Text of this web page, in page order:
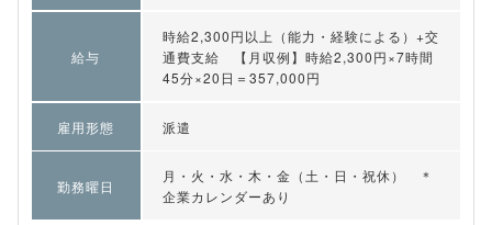
給与
時給2,300円以上（能力・経験による）+交
通費支給 【月収例】時給2,300円×7時間
45分×20日＝357,000円
雇用形態 派遣
勤務曜日
月・火・水・木・金（土・日・祝休） ＊
企業カレンダーあり